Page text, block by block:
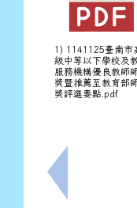
上一筆：『行
1) 1141125臺南市
級中等以下學校及
服務機構優良教師
獎暨推薦至教育部
獎評選要點.pdf